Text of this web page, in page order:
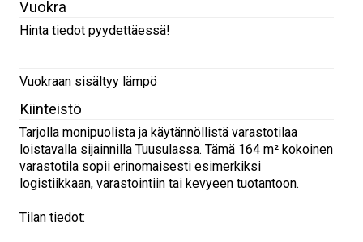
Vuokra
Hinta tiedot pyydettäessä!
Vuokraan sisältyy lämpö
Kiinteistö
Tarjolla monipuolista ja käytännöllistä varastotilaa
loistavalla sijainnilla Tuusulassa. Tämä 164 m² kokoinen
varastotila sopii erinomaisesti esimerkiksi
logistiikkaan, varastointiin tai kevyeen tuotantoon.
Tilan tiedot: